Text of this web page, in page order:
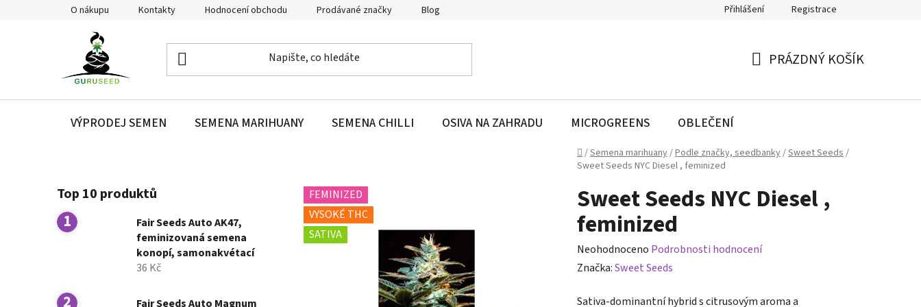
O nákupu Kontakty Hodnocení obchodu Prodávané značky Blog Přihlášení Registrace
PRÁZDNÝ KOŠÍK
VÝPRODEJ SEMEN SEMENA MARIHUANY SEMENA CHILLI OSIVA NA ZAHRADU MICROGREENS OBLEČENÍ
Domů
/Semena marihuany/Podle značky, seedbanky/Sweet Seeds/
Sweet Seeds NYC Diesel , feminized
o
s
t
n
Top 10 produktů
Fair Seeds Auto AK47,
feminizovaná semena
konopí, samonakvétací
36 Kč
Fair Seeds Auto Magnum
Sweet Seeds NYC Diesel ,
feminized
Průměrné
hodnocení
Neohodnoceno Podrobnosti hodnocení
Značka:Sweet Seeds
Sativa-dominantní hybrid s citrusovým aroma a
FEMINIZED
VYSOKÉ THC
SATIVA